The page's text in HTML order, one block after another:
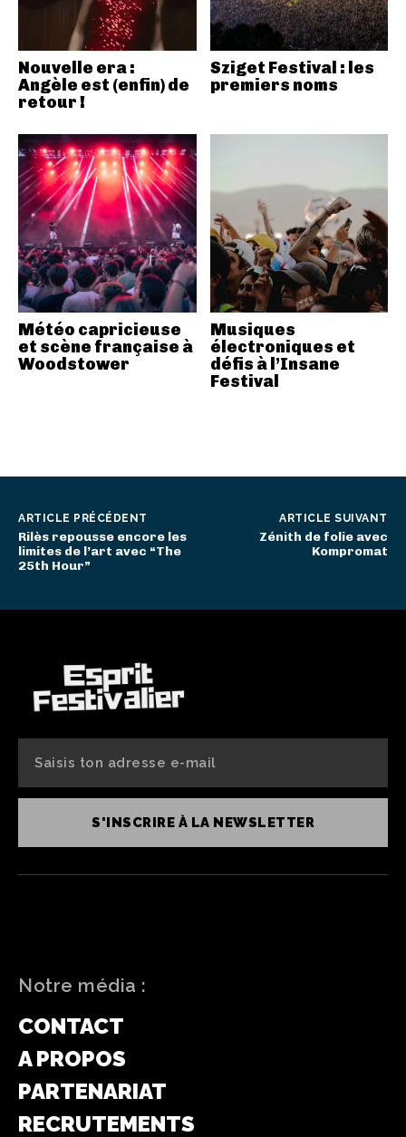
Nouvelle era :
Angèle est (enfin) de
retour !
Sziget Festival : les
premiers noms
Météo capricieuse
et scène française à
Woodstower
Musiques
électroniques et
défis à l’Insane
Festival
ARTICLE PRÉCÉDENT
Rilès repousse encore les
limites de l’art avec “The
25th Hour”
ARTICLE SUIVANT
Zénith de folie avec
Kompromat
S'INSCRIRE À LA NEWSLETTER
Notre média :
CONTACT
A PROPOS
PARTENARIAT
RECRUTEMENTS